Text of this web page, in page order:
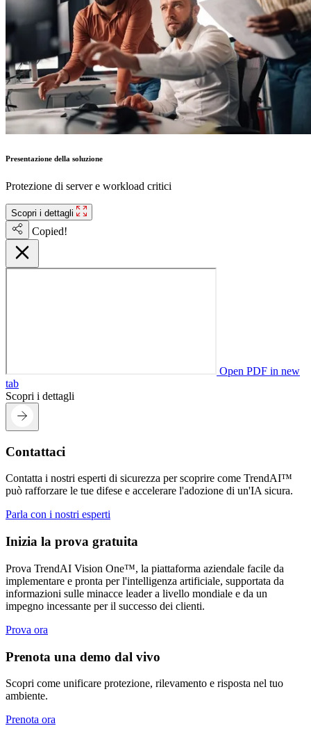
Presentazione della soluzione
Protezione di server e workload critici
Scopri i dettagli
Copied!
Open PDF in new
tab
Scopri i dettagli
Contattaci
Contatta i nostri esperti di sicurezza per scoprire come TrendAI™
può rafforzare le tue difese e accelerare l'adozione di un'IA sicura.
Parla con i nostri esperti
Inizia la prova gratuita
Prova TrendAI Vision One™, la piattaforma aziendale facile da
implementare e pronta per l'intelligenza artificiale, supportata da
informazioni sulle minacce leader a livello mondiale e da un
impegno incessante per il successo dei clienti.
Prova ora
Prenota una demo dal vivo
Scopri come unificare protezione, rilevamento e risposta nel tuo
ambiente.
Prenota ora